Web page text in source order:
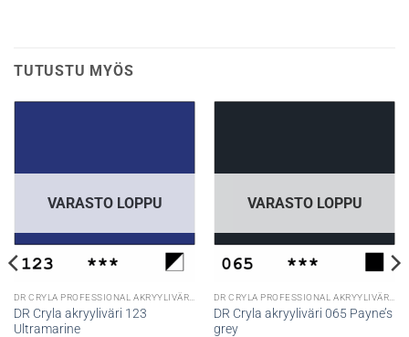
TUTUSTU MYÖS
VARASTO LOPPU
DR Cryla akryyliväri 123
Ultramarine
VARASTO LOPPU
DR Cryla akryyliväri 065 Payne’s
grey